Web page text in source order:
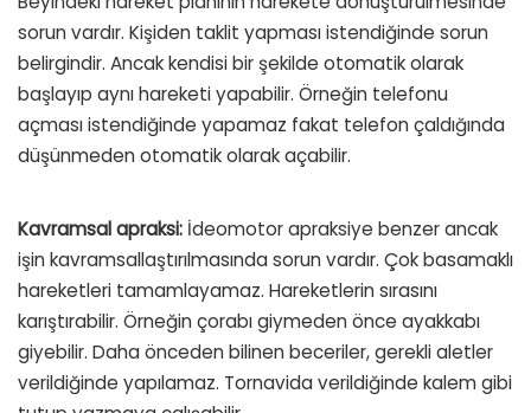
sorun vardır. Kişiden taklit yapması istendiğinde sorun
belirgindir. Ancak kendisi bir şekilde otomatik olarak
başlayıp aynı hareketi yapabilir. Örneğin telefonu
açması istendiğinde yapamaz fakat telefon çaldığında
düşünmeden otomatik olarak açabilir.
Kavramsal apraksi: İdeomotor apraksiye benzer ancak
işin kavramsallaştırılmasında sorun vardır. Çok basamaklı
hareketleri tamamlayamaz. Hareketlerin sırasını
karıştırabilir. Örneğin çorabı giymeden önce ayakkabı
giyebilir. Daha önceden bilinen beceriler, gerekli aletler
verildiğinde yapılamaz. Tornavida verildiğinde kalem gibi